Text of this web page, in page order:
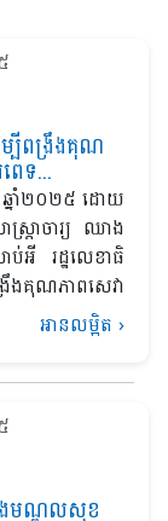
ម្បីពង្រឹងគុណ
េទ...
ឆ្នាំ២០២៥ ដោយ
ត្រាចារ្យ ឈាង
ប់អី រដ្ឋលេខាធិ
គុណភាពសេវា
អានលម្អិត ›
ងមណ្ឌលសុខ